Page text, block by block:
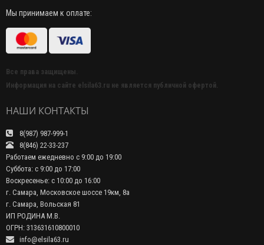
Мы принимаем к оплате:
Все права защищены.
Информация на сайте elsila63.ru не является публичной офертой.
НАШИ КОНТАКТЫ
8(987) 987-999-1
8(846) 22-33-237
Работаем ежедневно с 9:00 до 19:00
Суббота: с 9:00 до 17:00
Воскресенье: с 10:00 до 16:00
г. Самара, Московское шоссе 19км, 8а
г. Самара, Вольская 81
ИП РОДИНА М.В.
ОГРН: 313631610800010
info@elsila63.ru